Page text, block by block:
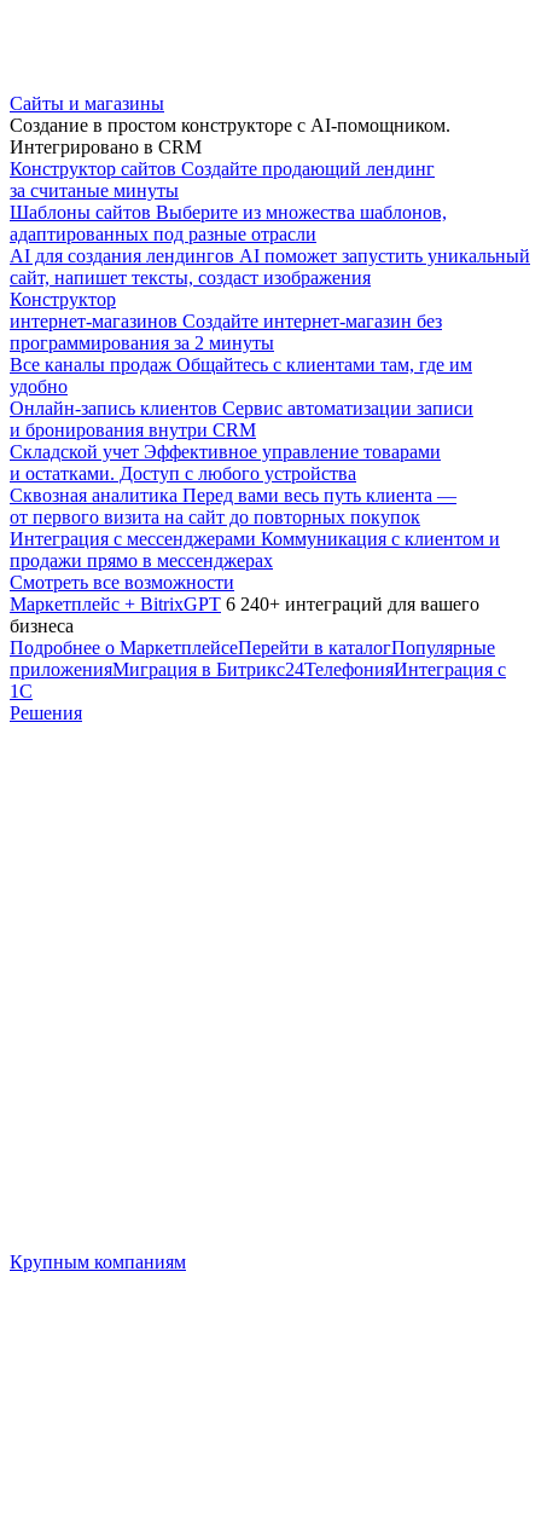
Сайты и магазины
Создание в простом конструкторе с AI-помощником.
Интегрировано в CRM
Конструктор сайтов Создайте продающий лендинг
за считаные минуты
Шаблоны сайтов Выберите из множества шаблонов,
адаптированных под разные отрасли
AI для создания лендингов AI поможет запустить уникальный
сайт, напишет тексты, создаст изображения
Конструктор
интернет-магазинов Создайте интернет-магазин без
программирования за 2 минуты
Все каналы продаж Общайтесь с клиентами там, где им
удобно
Онлайн-запись клиентов Сервис автоматизации записи
и бронирования внутри CRM
Складской учет Эффективное управление товарами
и остатками. Доступ с любого устройства
Сквозная аналитика Перед вами весь путь клиента —
от первого визита на сайт до повторных покупок
Интеграция с мессенджерами Коммуникация с клиентом и
продажи прямо в мессенджерах
Смотреть все возможности
Маркетплейс + BitrixGPT 6 240+ интеграций для вашего
бизнеса
Подробнее о МаркетплейсеПерейти в каталогПопулярные
приложенияМиграция в Битрикс24ТелефонияИнтеграция с
1С
Решения
Крупным компаниям